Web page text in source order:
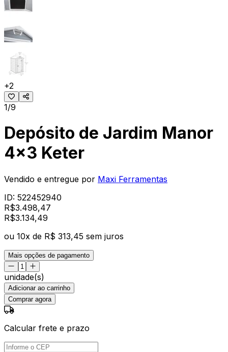
+2
1/9
Depósito de Jardim Manor
4x3 Keter
Vendido e entregue por Maxi Ferramentas
ID: 522452940
R$3.498,47
R$3.134,49
ou 10x de R$ 313,45 sem juros
Mais opções de pagamento
unidade(s)
Adicionar ao carrinho
Comprar agora
Calcular frete e prazo